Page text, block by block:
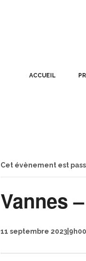
ACCUEIL
Cet évènement est
Vannes
11 septembre 2023|9h00